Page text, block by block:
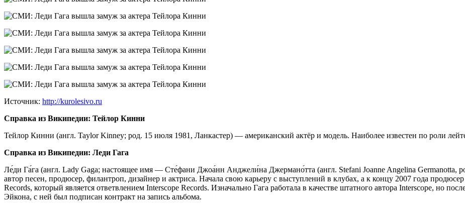
Источник: http://kurolesivo.ru
Справка из Википедии: Тейлор Кинни
Тейлор Кинни (англ. Taylor Kinney; род. 15 июля 1981, Ланкастер) — американский актёр и модель. Наиболее известен по роли
Справка из Википедии: Леди Гага
Ле́ди Га́га (англ. Lady Gaga; настоящее имя — Сте́фани Джоа́нн Анджели́на Джермано́тта (англ. Stefani Joanne Angelina
автор песен, продюсер, филантроп, дизайнер и актриса. Начала свою карьеру с выступлений в клубах, а к концу 2007 года
Records, который является ответвлением Interscope Records. Изначально Гага работала в качестве штатного автора Interscope, но
Эйкона, с ней был подписан контракт на запись альбома.